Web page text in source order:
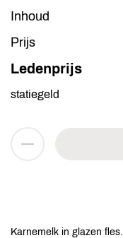
Inhoud
Prijs
Ledenprijs
statiegeld
Karnemelk in glazen fles.